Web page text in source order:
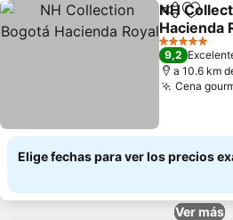
Compartir
NH
Hacienda
Ver precios
5 Estrellas
9,2
a 10.6 km
Cena
Elige fechas para ver los precios
Ver más